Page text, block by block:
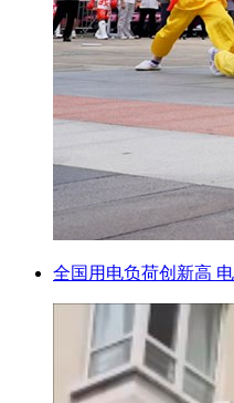
全国用电负荷创新高